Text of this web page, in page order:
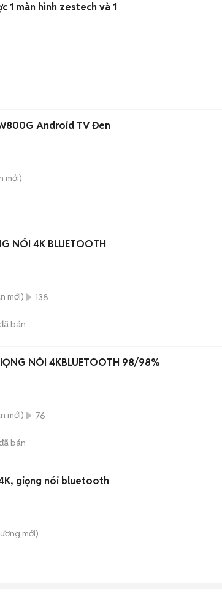
1 màn hình zestech và 1
Android TV Đen
mới)
NÓI 4K BLUETOOTH
mới) 138
bán
NÓI 4KBLUETOOTH 98/98%
mới) 76
bán
giọng nói bluetooth
mới)